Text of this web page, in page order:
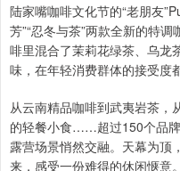
陆家嘴咖啡文化节的“老朋友
芳”“忍冬与茶”两款全新的特
啡里混合了茉莉花绿茶、乌龙
味，在年轻消费群体的接受度
从云南精品咖啡到武夷岩茶，
的轻餐小食……超过150个品
露营场景悄然交融。天幕为
来，感受一份难得的休闲惬意。